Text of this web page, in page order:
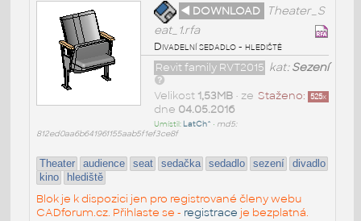
◄ DOWNLOAD
Theater_S
eat_1.rfa
Divadelní sedadlo - hlediště
kat:Sezení
Revit family RVT2015
Staženo: 525x
Velikost 1,53MB• ze
dne 04.05.2016
Umístil: LatCh^ • md5:
812ed0aa6b641961155aab5f1ef3ce8f
Theater audience seat sedačka sedadlo sezení
divadlo
kino
hlediště
Blok je k dispozici jen pro registrované členy webu
CADforum.cz. Přihlaste se - registrace je bezplatná.